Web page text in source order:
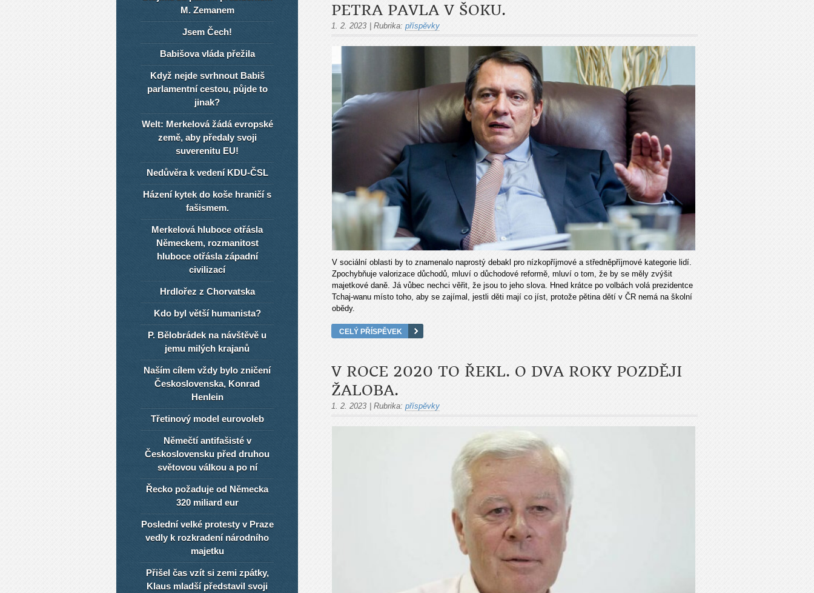
PETRA PAVLA V ŠOKU.
1. 2. 2023 Rubrika: příspěvky
V sociální oblasti by to znamenalo naprostý debakl pro nízkopříjmové a středněpříjmové kategorie lidí.
Zpochybňuje valorizace důchodů, mluví o důchodové reformě, mluví o tom, že by se měly zvýšit
majetkové daně. Já vůbec nechci věřit, že jsou to jeho slova. Hned krátce po volbách volá prezidentce
Tchaj-wanu místo toho, aby se zajímal, jestli děti mají co jíst, protože pětina dětí v ČR nemá na školní
obědy.
CELÝ PŘÍSPĚVEK
V ROCE 2020 TO ŘEKL. O DVA ROKY POZDĚJI
ŽALOBA.
1. 2. 2023 Rubrika: příspěvky
M. Zemanem
Jsem Čech!
Babišova vláda přežila
Když nejde svrhnout Babiš
parlamentní cestou, půjde to
jinak?
Welt: Merkelová žádá evropské
země, aby předaly svoji
suverenitu EU!
Nedůvěra k vedení KDU-ČSL
Házení kytek do koše hraničí s
fašismem.
Merkelová hluboce otřásla
Německem, rozmanitost
hluboce otřásla západní
civilizací
Hrdlořez z Chorvatska
Kdo byl větší humanista?
P. Bělobrádek na návštěvě u
jemu milých krajanů
Naším cílem vždy bylo zničení
Československa, Konrad
Henlein
Třetinový model eurovoleb
Němečtí antifašisté v
Československu před druhou
světovou válkou a po ní
Řecko požaduje od Německa
320 miliard eur
Poslední velké protesty v Praze
vedly k rozkradení národního
majetku
Přišel čas vzít si zemi zpátky,
Klaus mladší představil svoji